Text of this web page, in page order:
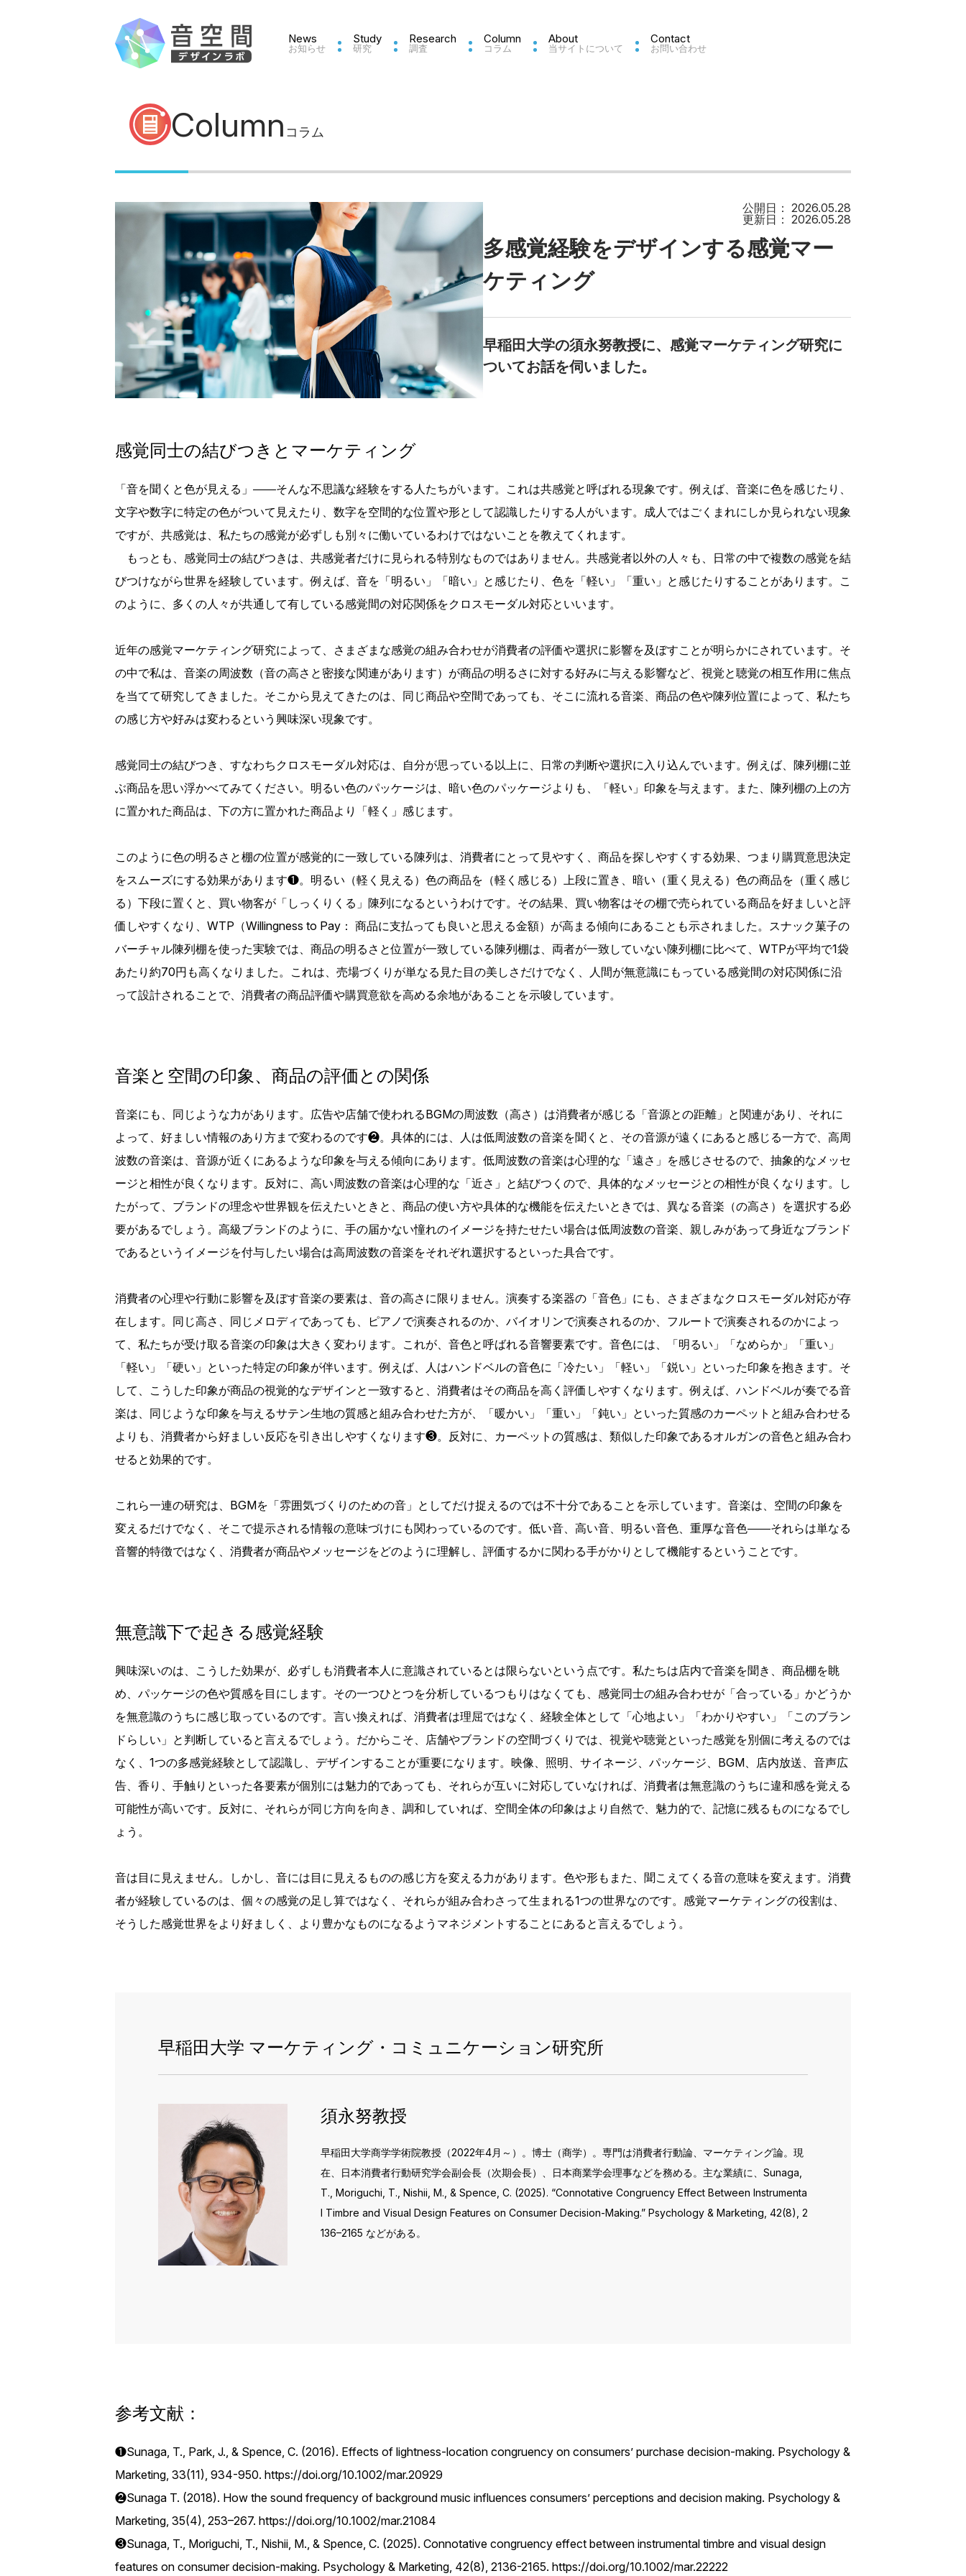
News
お知らせ
Study
研究
Research
調査
Column
コラム
About
当サイトについて
Contact
お問い合わせ
Column コラム
公開日： 2026.05.28
更新日： 2026.05.28
多感覚経験をデザインする感覚マー
ケティング
早稲田大学の須永努教授に、感覚マーケティング研究に
ついてお話を伺いました。
感覚同士の結びつきとマーケティング
「音を聞くと色が見える」――そんな不思議な経験をする人たちがいます。これは共感覚と呼ばれる現象です。例えば、音楽に色を感じたり、
文字や数字に特定の色がついて見えたり、数字を空間的な位置や形として認識したりする人がいます。成人ではごくまれにしか見られない現象
ですが、共感覚は、私たちの感覚が必ずしも別々に働いているわけではないことを教えてくれます。
もっとも、感覚同士の結びつきは、共感覚者だけに見られる特別なものではありません。共感覚者以外の人々も、日常の中で複数の感覚を結
びつけながら世界を経験しています。例えば、音を「明るい」「暗い」と感じたり、色を「軽い」「重い」と感じたりすることがあります。こ
のように、多くの人々が共通して有している感覚間の対応関係をクロスモーダル対応といいます。
近年の感覚マーケティング研究によって、さまざまな感覚の組み合わせが消費者の評価や選択に影響を及ぼすことが明らかにされています。そ
の中で私は、音楽の周波数（音の高さと密接な関連があります）が商品の明るさに対する好みに与える影響など、視覚と聴覚の相互作用に焦点
を当てて研究してきました。そこから見えてきたのは、同じ商品や空間であっても、そこに流れる音楽、商品の色や陳列位置によって、私たち
の感じ方や好みは変わるという興味深い現象です。
感覚同士の結びつき、すなわちクロスモーダル対応は、自分が思っている以上に、日常の判断や選択に入り込んでいます。例えば、陳列棚に並
ぶ商品を思い浮かべてみてください。明るい色のパッケージは、暗い色のパッケージよりも、「軽い」印象を与えます。また、陳列棚の上の方
に置かれた商品は、下の方に置かれた商品より「軽く」感じます。
このように色の明るさと棚の位置が感覚的に一致している陳列は、消費者にとって見やすく、商品を探しやすくする効果、つまり購買意思決定
をスムーズにする効果があります❶。明るい（軽く見える）色の商品を（軽く感じる）上段に置き、暗い（重く見える）色の商品を（重く感じ
る）下段に置くと、買い物客が「しっくりくる」陳列になるというわけです。その結果、買い物客はその棚で売られている商品を好ましいと評
価しやすくなり、WTP（Willingness to Pay： 商品に支払っても良いと思える金額）が高まる傾向にあることも示されました。スナック菓子の
バーチャル陳列棚を使った実験では、商品の明るさと位置が一致している陳列棚は、両者が一致していない陳列棚に比べて、WTPが平均で1袋
あたり約70円も高くなりました。これは、売場づくりが単なる見た目の美しさだけでなく、人間が無意識にもっている感覚間の対応関係に沿
って設計されることで、消費者の商品評価や購買意欲を高める余地があることを示唆しています。
音楽と空間の印象、商品の評価との関係
音楽にも、同じような力があります。広告や店舗で使われるBGMの周波数（高さ）は消費者が感じる「音源との距離」と関連があり、それに
よって、好ましい情報のあり方まで変わるのです❷。具体的には、人は低周波数の音楽を聞くと、その音源が遠くにあると感じる一方で、高周
波数の音楽は、音源が近くにあるような印象を与える傾向にあります。低周波数の音楽は心理的な「遠さ」を感じさせるので、抽象的なメッセ
ージと相性が良くなります。反対に、高い周波数の音楽は心理的な「近さ」と結びつくので、具体的なメッセージとの相性が良くなります。し
たがって、ブランドの理念や世界観を伝えたいときと、商品の使い方や具体的な機能を伝えたいときでは、異なる音楽（の高さ）を選択する必
要があるでしょう。高級ブランドのように、手の届かない憧れのイメージを持たせたい場合は低周波数の音楽、親しみがあって身近なブランド
であるというイメージを付与したい場合は高周波数の音楽をそれぞれ選択するといった具合です。
消費者の心理や行動に影響を及ぼす音楽の要素は、音の高さに限りません。演奏する楽器の「音色」にも、さまざまなクロスモーダル対応が存
在します。同じ高さ、同じメロディであっても、ピアノで演奏されるのか、バイオリンで演奏されるのか、フルートで演奏されるのかによっ
て、私たちが受け取る音楽の印象は大きく変わります。これが、音色と呼ばれる音響要素です。音色には、「明るい」「なめらか」「重い」
「軽い」「硬い」といった特定の印象が伴います。例えば、人はハンドベルの音色に「冷たい」「軽い」「鋭い」といった印象を抱きます。そ
して、こうした印象が商品の視覚的なデザインと一致すると、消費者はその商品を高く評価しやすくなります。例えば、ハンドベルが奏でる音
楽は、同じような印象を与えるサテン生地の質感と組み合わせた方が、「暖かい」「重い」「鈍い」といった質感のカーペットと組み合わせる
よりも、消費者から好ましい反応を引き出しやすくなります❸。反対に、カーペットの質感は、類似した印象であるオルガンの音色と組み合わ
せると効果的です。
これら一連の研究は、BGMを「雰囲気づくりのための音」としてだけ捉えるのでは不十分であることを示しています。音楽は、空間の印象を
変えるだけでなく、そこで提示される情報の意味づけにも関わっているのです。低い音、高い音、明るい音色、重厚な音色――それらは単なる
音響的特徴ではなく、消費者が商品やメッセージをどのように理解し、評価するかに関わる手がかりとして機能するということです。
無意識下で起きる感覚経験
興味深いのは、こうした効果が、必ずしも消費者本人に意識されているとは限らないという点です。私たちは店内で音楽を聞き、商品棚を眺
め、パッケージの色や質感を目にします。その一つひとつを分析しているつもりはなくても、感覚同士の組み合わせが「合っている」かどうか
を無意識のうちに感じ取っているのです。言い換えれば、消費者は理屈ではなく、経験全体として「心地よい」「わかりやすい」「このブラン
ドらしい」と判断していると言えるでしょう。だからこそ、店舗やブランドの空間づくりでは、視覚や聴覚といった感覚を別個に考えるのでは
なく、1つの多感覚経験として認識し、デザインすることが重要になります。映像、照明、サイネージ、パッケージ、BGM、店内放送、音声広
告、香り、手触りといった各要素が個別には魅力的であっても、それらが互いに対応していなければ、消費者は無意識のうちに違和感を覚える
可能性が高いです。反対に、それらが同じ方向を向き、調和していれば、空間全体の印象はより自然で、魅力的で、記憶に残るものになるでし
ょう。
音は目に見えません。しかし、音には目に見えるものの感じ方を変える力があります。色や形もまた、聞こえてくる音の意味を変えます。消費
者が経験しているのは、個々の感覚の足し算ではなく、それらが組み合わさって生まれる1つの世界なのです。感覚マーケティングの役割は、
そうした感覚世界をより好ましく、より豊かなものになるようマネジメントすることにあると言えるでしょう。
早稲田大学 マーケティング・コミュニケーション研究所
須永努教授
早稲田大学商学学術院教授（2022年4月～）。博士（商学）。専門は消費者行動論、マーケティング論。現
在、日本消費者行動研究学会副会長（次期会長）、日本商業学会理事などを務める。主な業績に、Sunaga,
T., Moriguchi, T., Nishii, M., & Spence, C. (2025). “Connotative Congruency Effect Between Instrumenta
l Timbre and Visual Design Features on Consumer Decision-Making.” Psychology & Marketing, 42(8), 2
136–2165 などがある。
参考文献：
❶Sunaga, T., Park, J., & Spence, C. (2016). Effects of lightness-location congruency on consumers’ purchase decision-making. Psychology &
Marketing, 33(11), 934-950. https://doi.org/10.1002/mar.20929
❷Sunaga T. (2018). How the sound frequency of background music influences consumers’ perceptions and decision making. Psychology &
Marketing, 35(4), 253–267. https://doi.org/10.1002/mar.21084
❸Sunaga, T., Moriguchi, T., Nishii, M., & Spence, C. (2025). Connotative congruency effect between instrumental timbre and visual design
features on consumer decision-making. Psychology & Marketing, 42(8), 2136-2165. https://doi.org/10.1002/mar.22222